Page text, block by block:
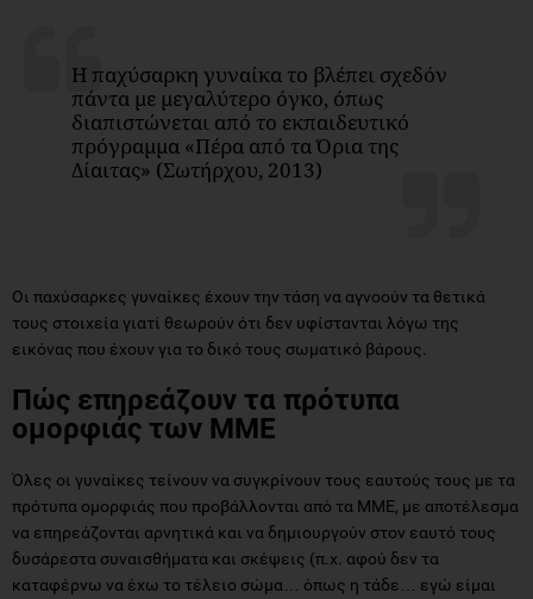
Η παχύσαρκη γυναίκα το βλέπει σχεδόν
πάντα με μεγαλύτερο όγκο, όπως
διαπιστώνεται από το εκπαιδευτικό
πρόγραμμα «Πέρα από τα Όρια της
Δίαιτας» (Σωτήρχου, 2013)
Οι παχύσαρκες γυναίκες έχουν την τάση να αγνοούν τα θετικά
τους στοιχεία γιατί θεωρούν ότι δεν υφίστανται λόγω της
εικόνας που έχουν για το δικό τους σωματικό βάρους.
Πώς επηρεάζουν τα πρότυπα
ομορφιάς των ΜΜΕ
Όλες οι γυναίκες τείνουν να συγκρίνουν τους εαυτούς τους με τα
πρότυπα ομορφιάς που προβάλλονται από τα ΜΜΕ, με αποτέλεσμα
να επηρεάζονται αρνητικά και να δημιουργούν στον εαυτό τους
δυσάρεστα συναισθήματα και σκέψεις (π.χ. αφού δεν τα
καταφέρνω να έχω το τέλειο σώμα… όπως η τάδε… εγώ είμαι